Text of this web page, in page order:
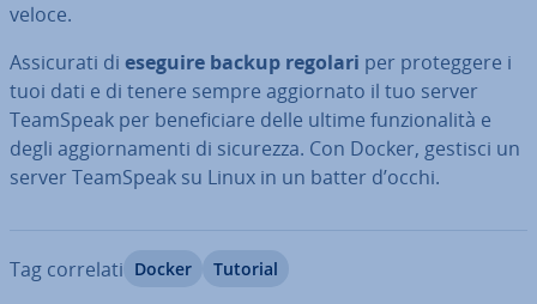
veloce.
As­si­cu­ra­ti di eseguire backup regolari per pro­teg­ge­re i
tuoi dati e di tenere sempre ag­gior­na­to il tuo server
TeamSpeak per be­ne­fi­cia­re delle ultime fun­zio­na­li­tà e
degli ag­gior­na­men­ti di sicurezza. Con Docker, gestisci un
server TeamSpeak su Linux in un batter d’occhi.
Tag correlati Docker Tutorial